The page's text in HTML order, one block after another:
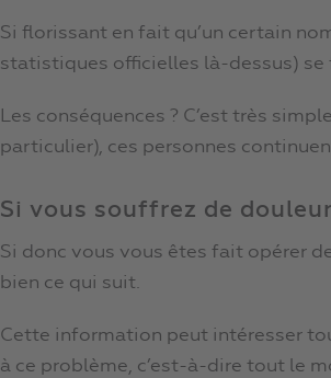
Si florissant en fait qu’un certain
statistiques officielles là-dessus)
Les conséquences ? C’est très
particulier), ces personnes
Si vous souffrez de
Si donc vous vous êtes fait opérer
bien ce qui suit.
Cette information peut intéresser
à ce problème, c’est-à-dire tout le